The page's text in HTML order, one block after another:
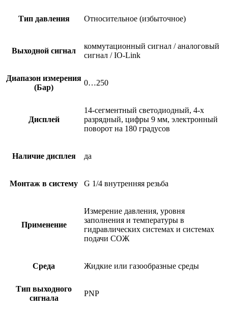
Тип давления Относительное (избыточное)
Выходной сигнал
коммутационный сигнал / аналоговый
сигнал / IO-Link
Диапазон измерения
(Бар)
0…250
Дисплей
14-сегментный светодиодный, 4-х
разрядный, цифры 9 мм, электронный
поворот на 180 градусов
Наличие дисплея да
Монтаж в систему G 1/4 внутренняя резьба
Применение
Измерение давления, уровня
заполнения и температуры в
гидравлических системах и системах
подачи СОЖ
Среда Жидкие или газообразные среды
Тип выходного
сигнала
PNP